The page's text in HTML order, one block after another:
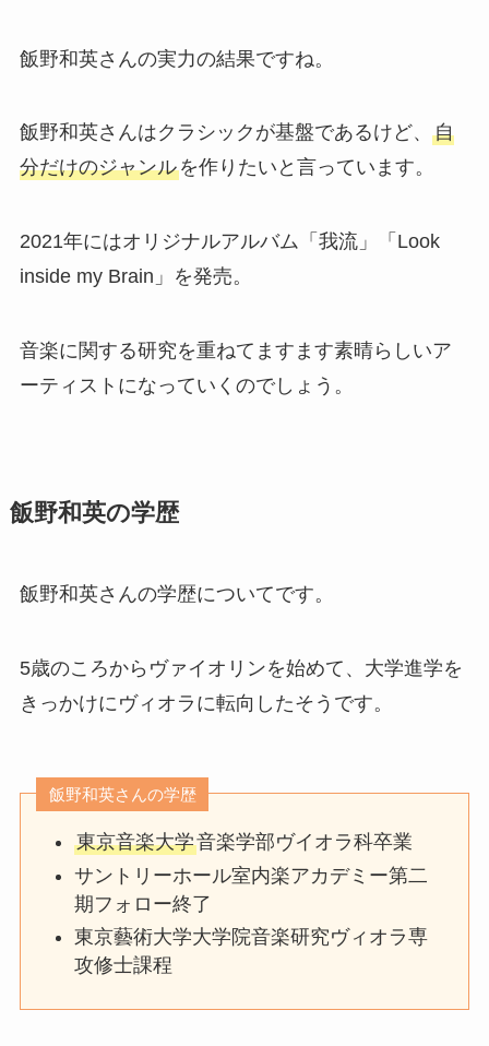
飯野和英さんの実力の結果ですね。
飯野和英さんはクラシックが基盤であるけど、 自
分だけのジャンルを作りたいと言っています。
2021年にはオリジナルアルバム「我流」「Look
inside my Brain」を発売。
音楽に関する研究を重ねてますます素晴らしいア
ーティストになっていくのでしょう。
飯野和英の学歴
飯野和英さんの学歴についてです。
5歳のころからヴァイオリンを始めて、大学進学を
きっかけにヴィオラに転向したそうです。
飯野和英さんの学歴
東京音楽大学音楽学部ヴイオラ科卒業
サントリーホール室内楽アカデミー第二
期フォロー終了
東京藝術大学大学院音楽研究ヴィオラ専
攻修士課程